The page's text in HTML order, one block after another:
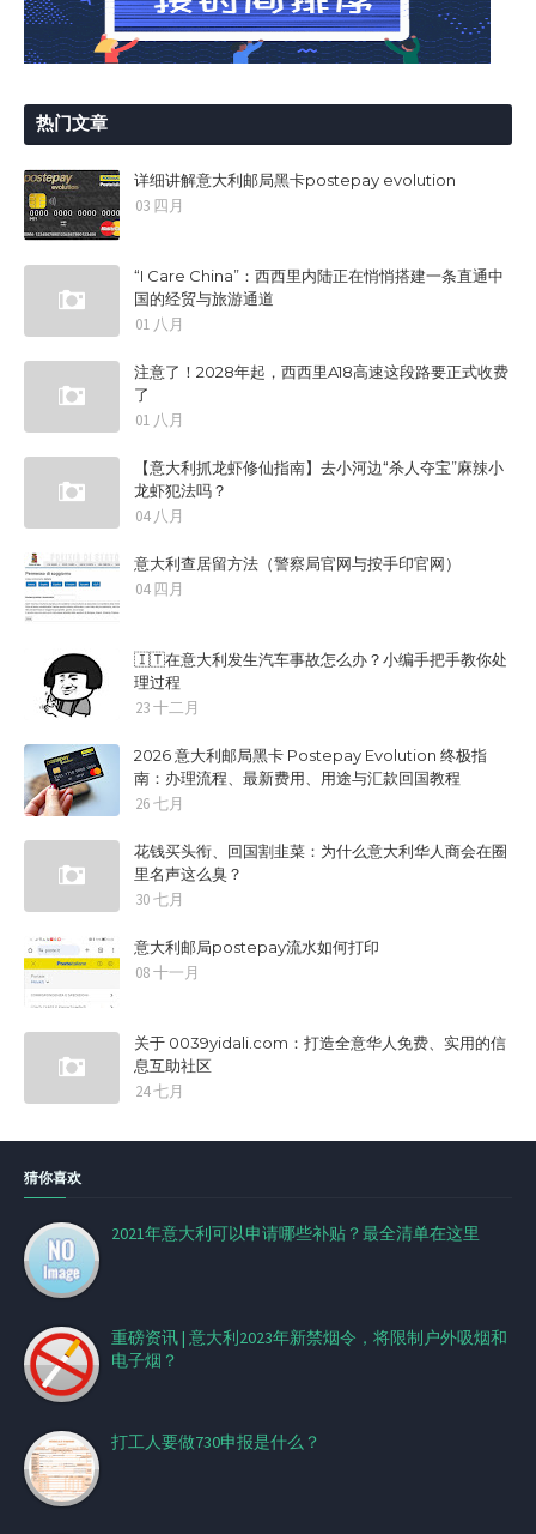
热门文章
详细讲解意大利邮局黑卡postepay evolution
03 四月
“I Care China”：西西里内陆正在悄悄搭建一条直通中
国的经贸与旅游通道
01 八月
注意了！2028年起，西西里A18高速这段路要正式收费
了
01 八月
【意大利抓龙虾修仙指南】去小河边“杀人夺宝”麻辣小
龙虾犯法吗？
04 八月
意大利查居留方法（警察局官网与按手印官网）
04 四月
🇮🇹在意大利发生汽车事故怎么办？小编手把手教你处
理过程
23 十二月
2026 意大利邮局黑卡 Postepay Evolution 终极指
南：办理流程、最新费用、用途与汇款回国教程
26 七月
花钱买头衔、回国割韭菜：为什么意大利华人商会在圈
里名声这么臭？
30 七月
意大利邮局postepay流水如何打印
08 十一月
关于 0039yidali.com：打造全意华人免费、实用的信
息互助社区
24 七月
猜你喜欢
2021年意大利可以申请哪些补贴？最全清单在这里
重磅资讯 | 意大利2023年新禁烟令，将限制户外吸烟和
电子烟？
打工人要做730申报是什么？